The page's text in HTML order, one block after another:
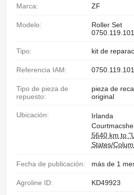
Marca: ZF
Modelo:
Roller Set
0750.119.101
Tipo: kit de
Referencia IAM: 0750.119.101
Tipo de pieza de
repuesto:
pieza de
original
Ubicación:
Irlanda
5640 km to
States/
Fecha de publicación: más de 1
Agroline ID: KD49923